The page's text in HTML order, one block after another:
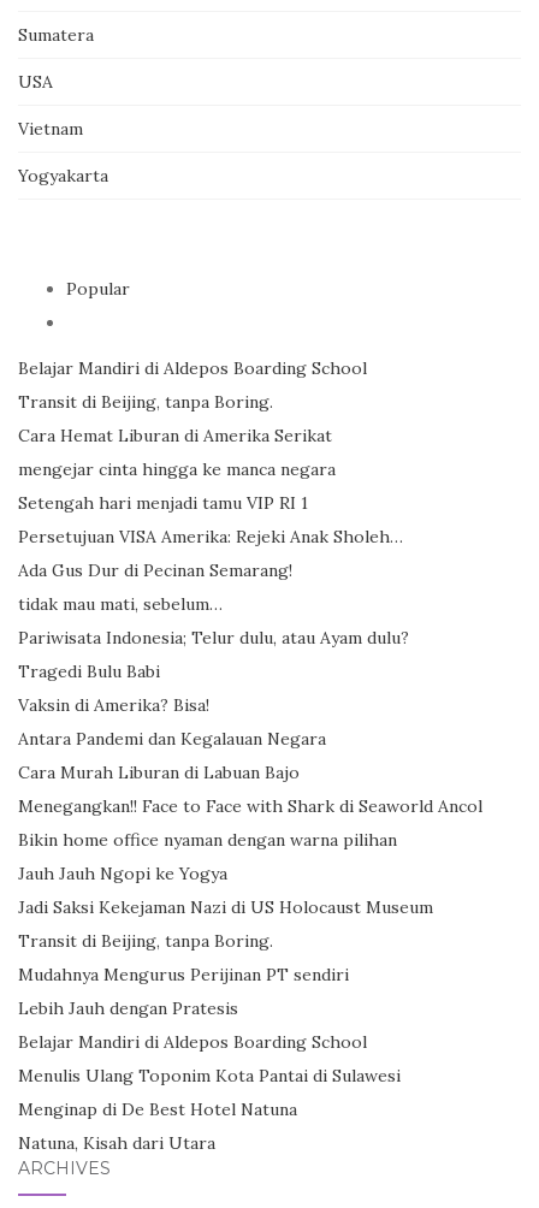
Sumatera
USA
Vietnam
Yogyakarta
Popular
Belajar Mandiri di Aldepos Boarding School
Transit di Beijing, tanpa Boring.
Cara Hemat Liburan di Amerika Serikat
mengejar cinta hingga ke manca negara
Setengah hari menjadi tamu VIP RI 1
Persetujuan VISA Amerika: Rejeki Anak Sholeh…
Ada Gus Dur di Pecinan Semarang!
tidak mau mati, sebelum…
Pariwisata Indonesia; Telur dulu, atau Ayam dulu?
Tragedi Bulu Babi
Vaksin di Amerika? Bisa!
Antara Pandemi dan Kegalauan Negara
Cara Murah Liburan di Labuan Bajo
Menegangkan!! Face to Face with Shark di Seaworld Ancol
Bikin home office nyaman dengan warna pilihan
Jauh Jauh Ngopi ke Yogya
Jadi Saksi Kekejaman Nazi di US Holocaust Museum
Transit di Beijing, tanpa Boring.
Mudahnya Mengurus Perijinan PT sendiri
Lebih Jauh dengan Pratesis
Belajar Mandiri di Aldepos Boarding School
Menulis Ulang Toponim Kota Pantai di Sulawesi
Menginap di De Best Hotel Natuna
Natuna, Kisah dari Utara
ARCHIVES